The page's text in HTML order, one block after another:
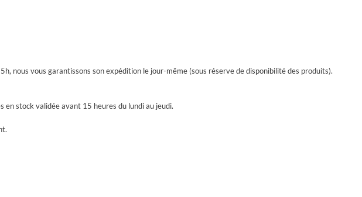
nous vous garantissons son expédition le jour-même (sous réserve de disponibilité des produits).
stock validée avant 15 heures du lundi au jeudi.